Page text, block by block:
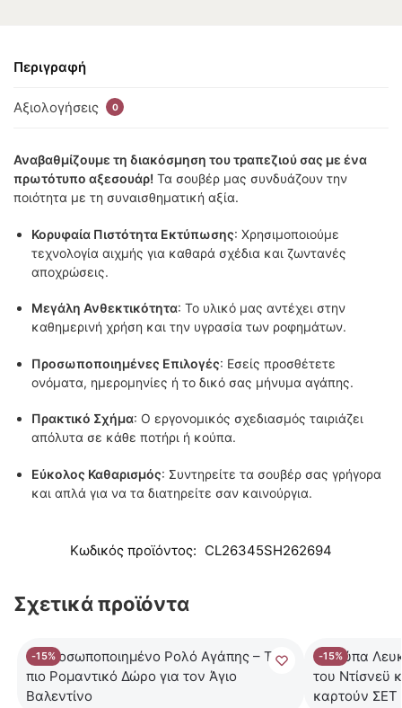
Περιγραφή
Αξιολογήσεις 0
Αναβαθμίζουμε τη διακόσμηση του τραπεζιού σας με ένα
πρωτότυπο αξεσουάρ! Τα σουβέρ μας συνδυάζουν την
ποιότητα με τη συναισθηματική αξία.
Κορυφαία Πιστότητα Εκτύπωσης: Χρησιμοποιούμε
τεχνολογία αιχμής για καθαρά σχέδια και ζωντανές
αποχρώσεις.
Μεγάλη Ανθεκτικότητα: Το υλικό μας αντέχει στην
καθημερινή χρήση και την υγρασία των ροφημάτων.
Προσωποποιημένες Επιλογές: Εσείς προσθέτετε
ονόματα, ημερομηνίες ή το δικό σας μήνυμα αγάπης.
Πρακτικό Σχήμα: Ο εργονομικός σχεδιασμός ταιριάζει
απόλυτα σε κάθε ποτήρι ή κούπα.
Εύκολος Καθαρισμός: Συντηρείτε τα σουβέρ σας γρήγορα
και απλά για να τα διατηρείτε σαν καινούργια.
Κωδικός προϊόντος: CL26345SH262694
Σχετικά προϊόντα
-15% -15%